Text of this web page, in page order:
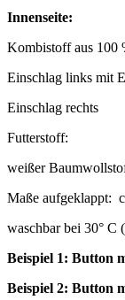
Innenseite:
Kombistoff aus 100
Einschlag links mit
Einschlag rechts
Futterstoff:
weißer
Maße aufgeklappt:
waschbar bei 30° C
Beispiel 1: Button
Beispiel 2: Button